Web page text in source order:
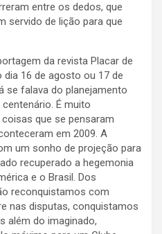
entre os dedos, que
servido de lição para que
da revista Placar de
16 de agosto ou 17 de
se falava do planejamento
É muito
que se pensaram
em 2009. A
um sonho de projeção para
recuperado a hegemonia
e o Brasil. Dos
reconquistamos com
nas disputas, conquistamos
além do imaginado,